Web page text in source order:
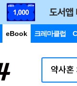
eBook 크레마클럽